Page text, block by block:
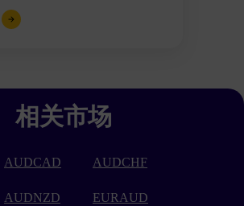
相关市场
AUDCAD AUDCHF
AUDNZD EURAUD